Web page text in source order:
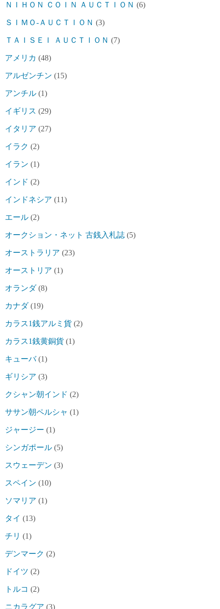
ＮＩＨＯＮ ＣＯＩＮ ＡＵＣＴＩＯＮ (6)
ＳＩＭＯ-ＡＵＣＴＩＯＮ (3)
ＴＡＩＳＥＩ ＡＵＣＴＩＯＮ (7)
アメリカ (48)
アルゼンチン (15)
アンチル (1)
イギリス (29)
イタリア (27)
イラク (2)
イラン (1)
インド (2)
インドネシア (11)
エール (2)
オークション・ネット 古銭入札誌 (5)
オーストラリア (23)
オーストリア (1)
オランダ(8)
カナダ(19)
カラス1銭アルミ貨 (2)
カラス1銭黄銅貨 (1)
キューバ(1)
ギリシア (3)
クシャン朝インド (2)
ササン朝ペルシャ (1)
ジャージー (1)
シンガポール (5)
スウェーデン (3)
スペイン (10)
ソマリア (1)
タイ (13)
チリ (1)
デンマーク (2)
ドイツ (2)
トルコ (2)
ニカラグア (3)